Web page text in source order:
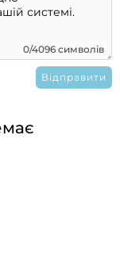
0/4096 символів